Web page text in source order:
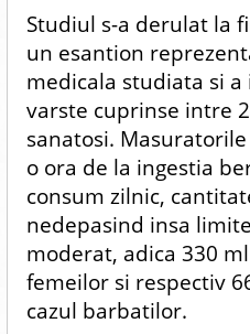
Studiul s-a derulat la
un esantion
medicala studiata si
varste cuprinse intre
sanatosi.
o ora de la ingestia
consum zilnic,
nedepasind insa
moderat, adica 330
femeilor si respectiv
cazul barbatilor.